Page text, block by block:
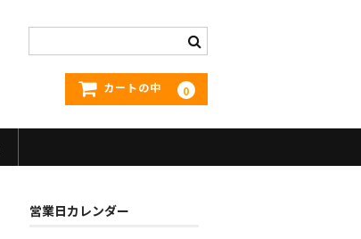
カートの中 0
営業日カレンダー